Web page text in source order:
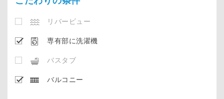
リバービュー
専有部に洗濯機
バスタブ
バルコニー